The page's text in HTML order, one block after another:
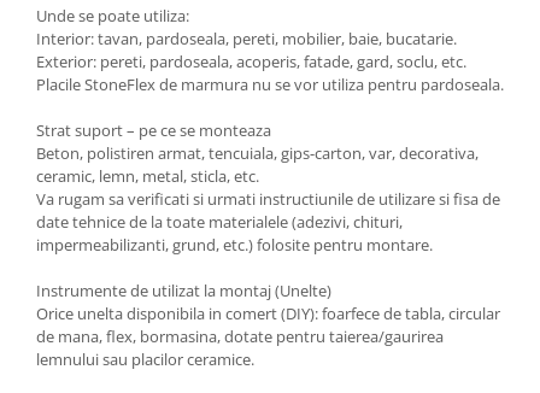
Unde se poate utiliza:
Interior: tavan, pardoseala, pereti, mobilier, baie, bucatarie.
Exterior: pereti, pardoseala, acoperis, fatade, gard, soclu, etc.
Placile StoneFlex de marmura nu se vor utiliza pentru pardoseala.
Strat suport – pe ce se monteaza
Beton, polistiren armat, tencuiala, gips-carton, var, decorativa,
ceramic, lemn, metal, sticla, etc.
Va rugam sa verificati si urmati instructiunile de utilizare si fisa de
date tehnice de la toate materialele (adezivi, chituri,
impermeabilizanti, grund, etc.) folosite pentru montare.
Instrumente de utilizat la montaj (Unelte)
Orice unelta disponibila in comert (DIY): foarfece de tabla, circular
de mana, flex, bormasina, dotate pentru taierea/gaurirea
lemnului sau placilor ceramice.